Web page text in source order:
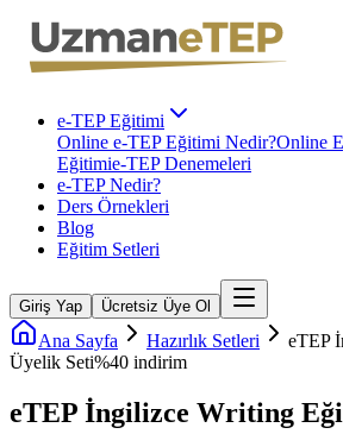
e-TEP Eğitimi
Online e-TEP Eğitimi Nedir?Online
Eğitimie-TEP Denemeleri
e-TEP Nedir?
Ders Örnekleri
Blog
Eğitim Setleri
Giriş Yap Ücretsiz Üye Ol
Ana Sayfa Hazırlık Setleri
eTEP
Üyelik Seti%40 indirim
eTEP İngilizce Writing